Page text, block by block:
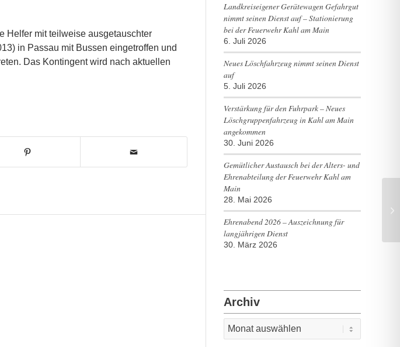
Helfer mit teilweise ausgetauschter
in Passau mit Bussen eingetroffen und
Das Kontingent wird nach aktuellen
Landkreiseigener Gerätewagen Gefahrgut
nimmt seinen Dienst auf – Stationierung
bei der Feuerwehr Kahl am Main
6. Juli 2026
Neues Löschfahrzeug nimmt seinen Dienst
auf
5. Juli 2026
Verstärkung für den Fuhrpark – Neues
Löschgruppenfahrzeug in Kahl am Main
angekommen
30. Juni 2026
Gemütlicher Austausch bei der Alters- und
Ehrenabteilung der Feuerwehr Kahl am
Main
28. Mai 2026
Ehrenabend 2026 – Auszeichnung für
langjährigen Dienst
30. März 2026
Archiv